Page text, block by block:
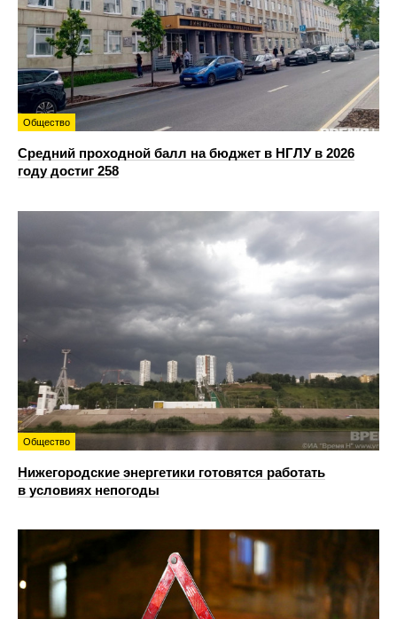
Общество
Средний проходной балл на бюджет в НГЛУ в 2026
году достиг 258
Общество
Нижегородские энергетики готовятся работать
в условиях непогоды